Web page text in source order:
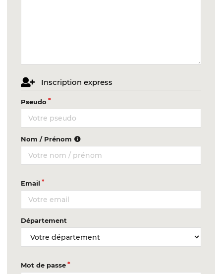
Inscription express
Pseudo
Nom / Prénom
Email
Département
Mot de passe